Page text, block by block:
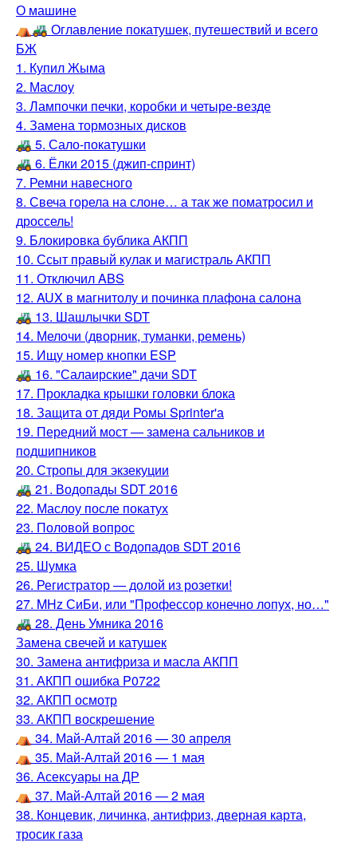
О машине
⛺️🚜 Оглавление покатушек, путешествий и всего
БЖ
1. Купил Жыма
2. Маслоу
3. Лампочки печки, коробки и четыре-везде
4. Замена тормозных дисков
🚜 5. Сало-покатушки
🚜 6. Ёлки 2015 (джип-спринт)
7. Ремни навесного
8. Свеча горела на слоне… а так же поматросил и
дроссель!
9. Блокировка бублика АКПП
10. Ссыт правый кулак и магистраль АКПП
11. Отключил ABS
12. AUX в магнитолу и починка плафона салона
🚜 13. Шашлычки SDT
14. Мелочи (дворник, туманки, ремень)
15. Ищу номер кнопки ESP
🚜 16. "Салаирские" дачи SDT
17. Прокладка крышки головки блока
18. Защита от дяди Ромы Sprinter'а
19. Передний мост — замена сальников и
подшипников
20. Стропы для экзекуции
🚜 21. Водопады SDT 2016
22. Маслоу после покатух
23. Половой вопрос
🚜 24. ВИДЕО с Водопадов SDT 2016
25. Шумка
26. Регистратор — долой из розетки!
27. MHz СиБи, или "Профессор конечно лопух, но…"
🚜 28. День Умника 2016
Замена свечей и катушек
30. Замена антифриза и масла АКПП
31. АКПП ошибка P0722
32. АКПП осмотр
33. АКПП воскрешение
⛺️ 34. Май-Алтай 2016 — 30 апреля
⛺️ 35. Май-Алтай 2016 — 1 мая
36. Асексуары на ДР
⛺️ 37. Май-Алтай 2016 — 2 мая
38. Концевик, личинка, антифриз, дверная карта,
тросик газа